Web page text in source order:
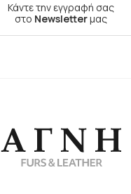
Κάντε την εγγραφή σας
στο Newsletterμας